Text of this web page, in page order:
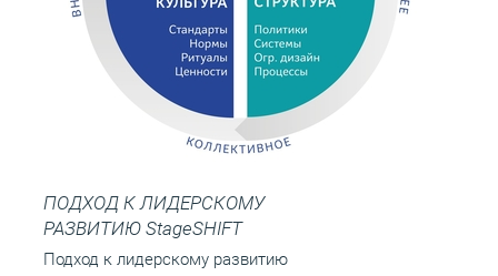
ПОДХОД К ЛИДЕРСКОМУ
РАЗВИТИЮ StageSHIFT
Подход к лидерскому развитию